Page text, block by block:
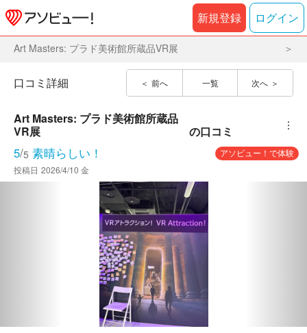
新規登録 ログイン
Art Masters: プラド美術館所蔵品VR展
前へ 一覧 次へ
口コミ詳細
Art Masters: プラド美術館所蔵品
VR展
の口コミ ︙
5/5 素晴らしい！
アソビュー！で体験
投稿日 2026/4/10 金